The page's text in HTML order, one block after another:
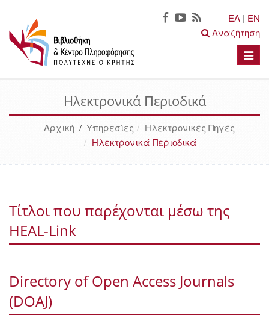
ΕΛ | EN
Αναζήτηση
Toggle
Ηλεκτρονικά Περιοδικά
Αρχική/ Υπηρεσίες
Ηλεκτρονικές Πηγές
Ηλεκτρονικά Περιοδικά
Τίτλοι που παρέχονται μέσω της
HEAL-Link
Directory of Open Access Journals
(DOAJ)